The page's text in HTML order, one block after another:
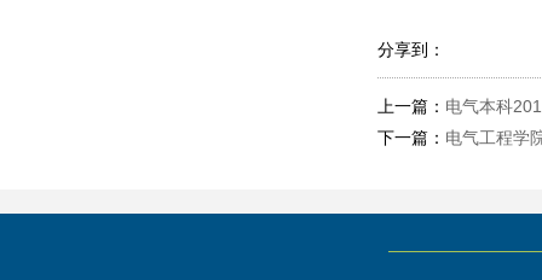
分享到：
上一篇： 电气本科
下一篇： 电气工程学